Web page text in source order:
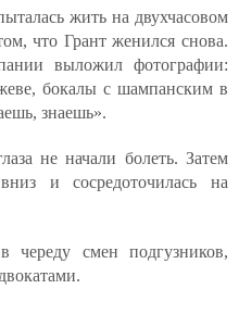
жить на двухчасовом
что Грант женился снова.
выложил фотографии:
бокалы с шампанским в
знаешь».
не начали болеть. Затем
и сосредоточилась на
смен подгузников,